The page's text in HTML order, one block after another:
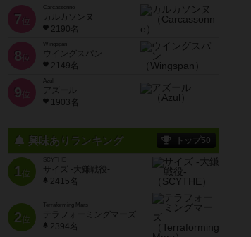
7 位
Carcassonne
カルカソンヌ
2190名
8 位
Wingspan
ウイングスパン
2149名
9 位
Azul
アズール
1903名
興味ありランキング トップ50
1位
SCYTHE
サイズ -大鎌戦役-
2415名
2位
Terraforming Mars
テラフォーミングマーズ
2394名